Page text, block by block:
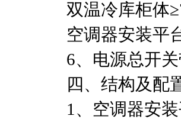
双温冷库柜体
空调器安装平
6、电源总开
四、结构及配
1、空调器安